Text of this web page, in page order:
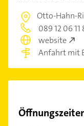
Otto-Hahn-
089 12 06 11
website
Anfahrt mit